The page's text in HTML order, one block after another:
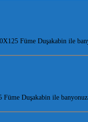
Füme Duşakabin ile
Duşakabin ile